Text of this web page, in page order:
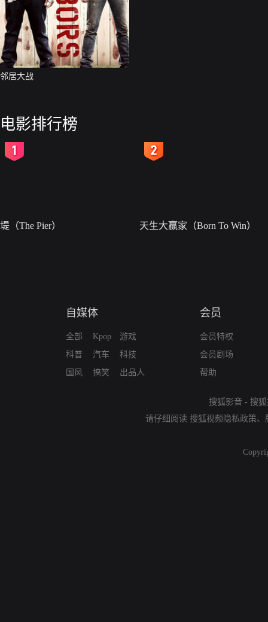
邻居大战
电影排行榜
堤（The Pier） 天生大赢家（Born To Win）
自媒体
全部
科普
国风
Kpop
汽车
搞笑
游戏
科技
出品人
会员
会员特权
会员剧场
帮助
搜狐影音 - 搜
请仔细阅读 搜狐视频隐私政策、